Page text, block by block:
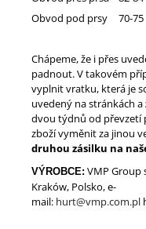
Obvod pod prsy
70-75
Chápeme, že i přes
padnout. V takovém
vyplnit vratku, která je
uvedený na stránkách a
dvou týdnů od převzetí
zboží vyměnit za jinou
druhou zásilku na
VÝROBCE: VMP Group
Kraków, Polsko, e-
mail: hurt@vmp.com.pl